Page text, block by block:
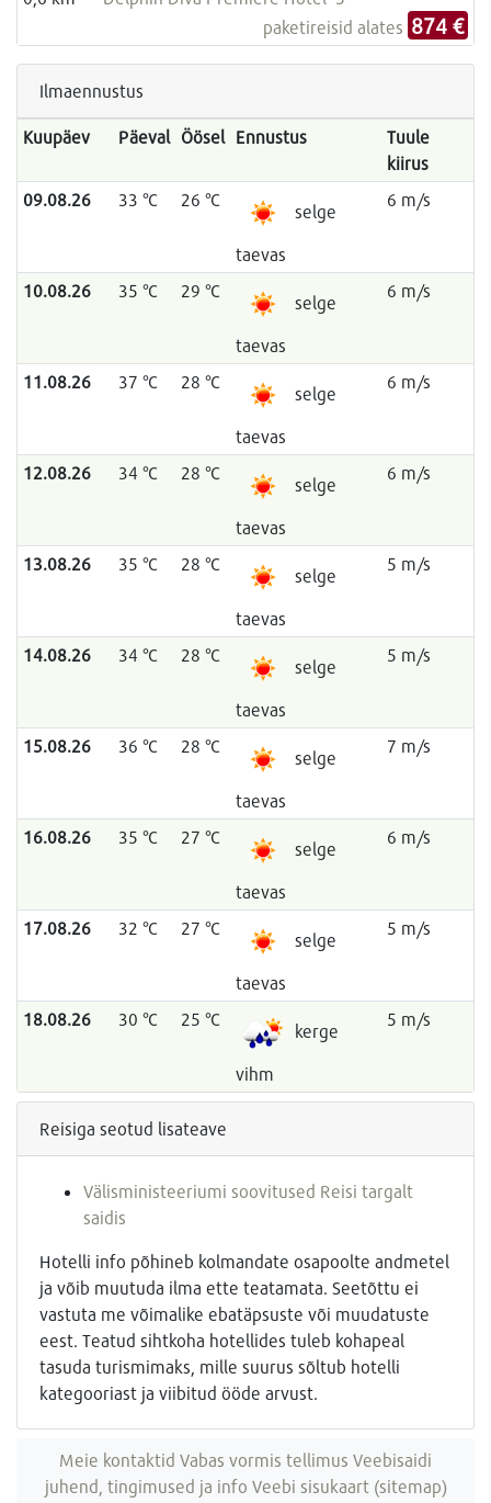
paketireisid alates 874 €
Ilmaennustus
Kuupäev Päeval Öösel Ennustus
Tuule
kiirus
09.08.26
33 °C 26 °C
selge
taevas
6 m/s
10.08.26 35 °C 29 °C
selge
taevas
6 m/s
11.08.26 37 °C 28 °C
selge
taevas
6 m/s
12.08.26 34 °C 28 °C
selge
taevas
6 m/s
13.08.26 35 °C 28 °C
selge
taevas
5 m/s
14.08.26 34 °C 28 °C
selge
taevas
5 m/s
15.08.26 36 °C 28 °C
selge
taevas
7 m/s
16.08.26 35 °C 27 °C
selge
taevas
6 m/s
17.08.26 32 °C 27 °C
selge
taevas
5 m/s
18.08.26 30 °C 25 °C
kerge
vihm
5 m/s
Reisiga seotud lisateave
Välisministeeriumi soovitused Reisi targalt
saidis
Hotelli info põhineb kolmandate osapoolte andmetel
ja võib muutuda ilma ette teatamata. Seetõttu ei
vastuta me võimalike ebatäpsuste või muudatuste
eest. Teatud sihtkoha hotellides tuleb kohapeal
tasuda turismimaks, mille suurus sõltub hotelli
kategooriast ja viibitud ööde arvust.
Meie kontaktid Vabas vormis tellimus Veebisaidi
juhend, tingimused ja info Veebi sisukaart (sitemap)